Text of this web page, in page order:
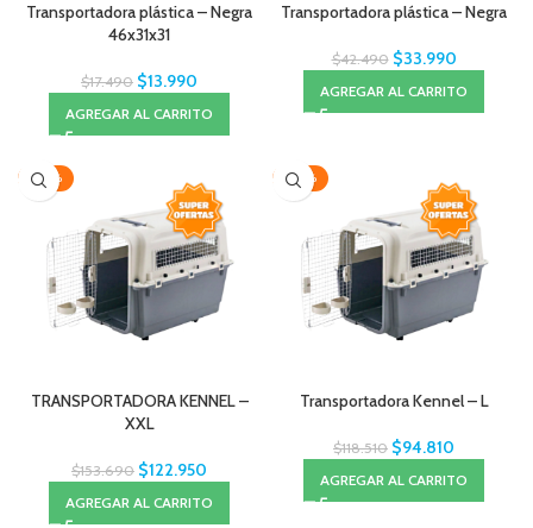
Transportadora plástica – Negra
46x31x31
$17.490 $13.990
AGREGAR AL CARRITO
Transportadora plástica – Negra
$42.490 $33.990
AGREGAR AL CARRITO
-20%
TRANSPORTADORA KENNEL –
XXL
$153.690 $122.950
AGREGAR AL CARRITO
-20%
Transportadora Kennel – L
$118.510 $94.810
AGREGAR AL CARRITO